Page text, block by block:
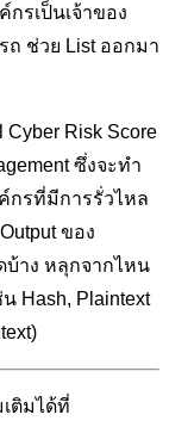
รเป็นเจ้าของ
ถ ช่วย List ออกมา
Cyber Risk Score
ซึ่งจะทำ
กรที่มีการรั่วไหล
ของ
บ้าง หลุกจากไหน
Hash, Plaintext
ติมได้ที่